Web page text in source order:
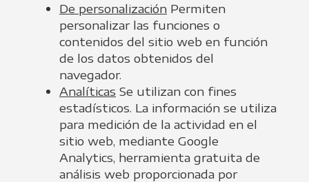
De personalización Permiten
personalizar las funciones o
contenidos del sitio web en función
de los datos obtenidos del
navegador.
Analíticas Se utilizan con fines
estadísticos. La información se utiliza
para medición de la actividad en el
sitio web, mediante Google
Analytics, herramienta gratuita de
análisis web proporcionada por